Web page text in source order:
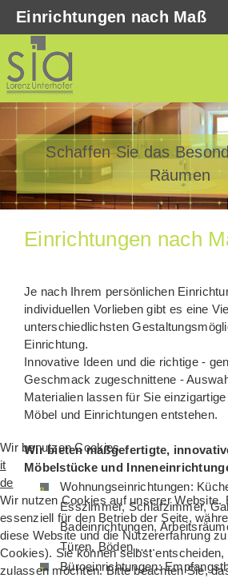
Schaffen Sie das
Räumen
Einrichtungen nach
Je nach Ihrem persönlichen
individuellen Vorlieben gibt es eine
unterschiedlichsten
Einrichtung.
Innovative Ideen und die richtige -
Geschmack zugeschnittene -
Materialien lassen für Sie
Möbel und Einrichtungen entstehen.
Wir bieten maßgefertigte,
Möbelstücke und
Wohnungseinrichtungen:
Esszimmer, Schlafzimmer,
Badeinrichtungen,
Türen, Böden …..
Büroeinrichtungen:
Wir benutzen Cookies
it
de
Wir nutzen Cookies auf unserer Website.
essenziell für den Betrieb der Seite,
diese Website und die Nutzererfahrung
Cookies). Sie können selbst entscheiden,
zulassen möchten. Bitte beachten Sie,
Einrichtungen nach Maß